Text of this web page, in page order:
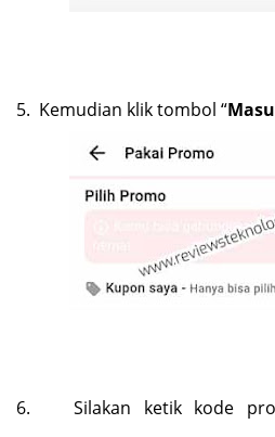
5. Kemudian klik tombol “
6.
Silakan ketik kode